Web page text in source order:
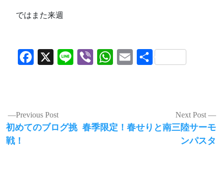
ではまた来週
Facebook
X LineViberWhatsApp
Email
共
投
稿
ナ
Previous Post
Previous
post:
初めてのブログ挑
戦！
Next Post
Next
春季限定！春せりと南三陸サーモ
ンパスタ